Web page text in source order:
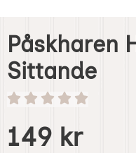
Påskharen
Sittande
Handla denna produkt
pris
149 kr